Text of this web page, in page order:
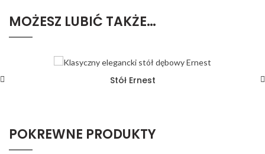
MOŻESZ LUBIĆ TAKŻE…
Stół Ernest
POKREWNE PRODUKTY